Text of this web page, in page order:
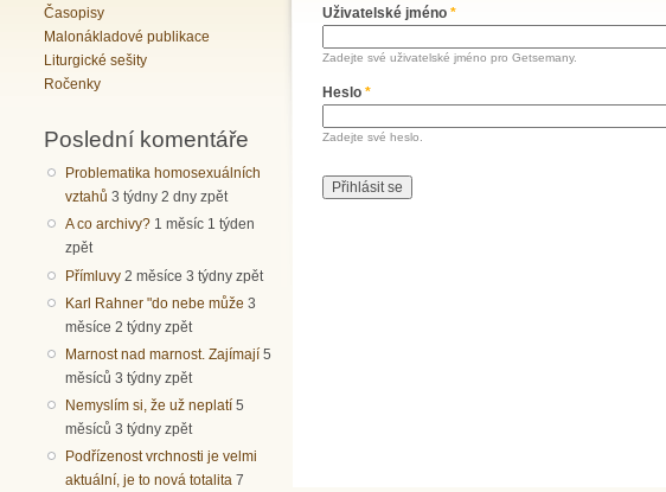
Časopisy
Malonákladové publikace
Liturgické sešity
Ročenky
Poslední komentáře
Problematika homosexuálních
vztahů 3 týdny 2 dny zpět
A co archivy? 1 měsíc 1 týden
zpět
Přímluvy 2 měsíce 3 týdny zpět
Karl Rahner "do nebe může 3
měsíce 2 týdny zpět
Marnost nad marnost. Zajímají 5
měsíců 3 týdny zpět
Nemyslím si, že už neplatí 5
měsíců 3 týdny zpět
Podřízenost vrchnosti je velmi
aktuální, je to nová totalita 7
Uživatelské jméno *
Zadejte své uživatelské jméno pro Getsemany.
Heslo *
Zadejte své heslo.